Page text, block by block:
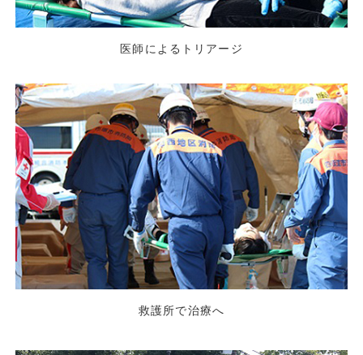
医師によるトリアージ
救護所で治療へ